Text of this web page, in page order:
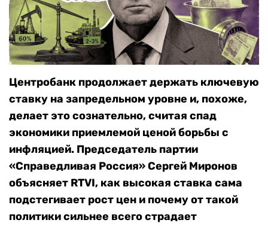
Центробанк продолжает держать ключевую
ставку на запредельном уровне и, похоже,
делает это сознательно, считая спад
экономики приемлемой ценой борьбы с
инфляцией. Председатель партии
«Справедливая Россия» Сергей Миронов
объясняет RTVI, как высокая ставка сама
подстегивает рост цен и почему от такой
политики сильнее всего страдает